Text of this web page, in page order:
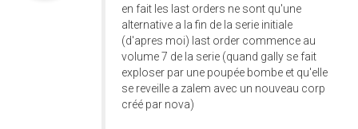
en fait les last orders ne sont qu'une
alternative a la fin de la serie initiale
(d'apres moi) last order commence au
volume 7 de la serie (quand gally se fait
exploser par une poupée bombe et qu'elle
se reveille a zalem avec un nouveau corp
créé par nova)